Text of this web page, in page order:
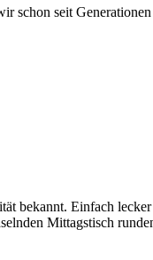
schon seit
bekannt. Einfach
Mittagstisch